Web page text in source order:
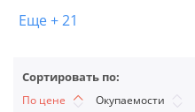
Еще + 21
Сортировать по:
По цене Окупаемости